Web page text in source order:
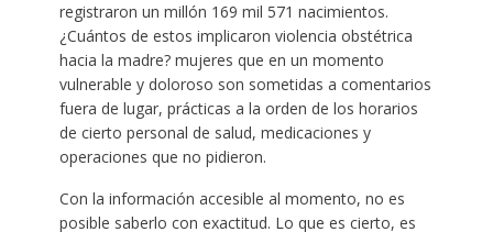
registraron un millón 169 mil 571 nacimientos.
¿Cuántos de estos implicaron violencia obstétrica
hacia la madre? mujeres que en un momento
vulnerable y doloroso son sometidas a comentarios
fuera de lugar, prácticas a la orden de los horarios
de cierto personal de salud, medicaciones y
operaciones que no pidieron.
Con la información accesible al momento, no es
posible saberlo con exactitud. Lo que es cierto, es